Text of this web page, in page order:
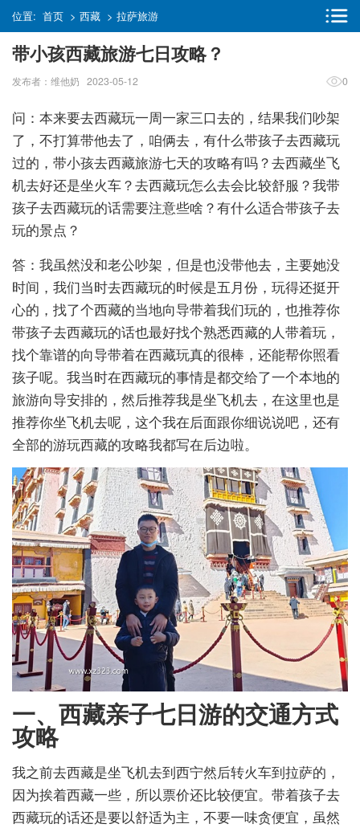
位置: 首页 > 西藏 > 拉萨旅游
带小孩西藏旅游七日攻略？
发布者：维他奶 2023-05-12 0
问：本来要去西藏玩一周一家三口去的，结果我们吵架
了，不打算带他去了，咱俩去，有什么带孩子去西藏玩
过的，带小孩去西藏旅游七天的攻略有吗？去西藏坐飞
机去好还是坐火车？去西藏玩怎么去会比较舒服？我带
孩子去西藏玩的话需要注意些啥？有什么适合带孩子去
玩的景点？
答：我虽然没和老公吵架，但是也没带他去，主要她没
时间，我们当时去西藏玩的时候是五月份，玩得还挺开
心的，找了个西藏的当地向导带着我们玩的，也推荐你
带孩子去西藏玩的话也最好找个熟悉西藏的人带着玩，
找个靠谱的向导带着在西藏玩真的很棒，还能帮你照看
孩子呢。我当时在西藏玩的事情是都交给了一个本地的
旅游向导安排的，然后推荐我是坐飞机去，在这里也是
推荐你坐飞机去呢，这个我在后面跟你细说说吧，还有
全部的游玩西藏的攻略我都写在后边啦。
一、西藏亲子七日游的交通方式
攻略
我之前去西藏是坐飞机去到西宁然后转火车到拉萨的，
因为挨着西藏一些，所以票价还比较便宜。带着孩子去
西藏玩的话还是要以舒适为主，不要一味贪便宜，虽然